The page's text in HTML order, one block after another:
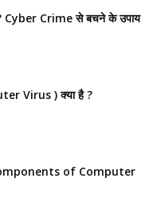
Cyber Crime से बचने के उपाय
Virus ) क्या है ?
of Computer